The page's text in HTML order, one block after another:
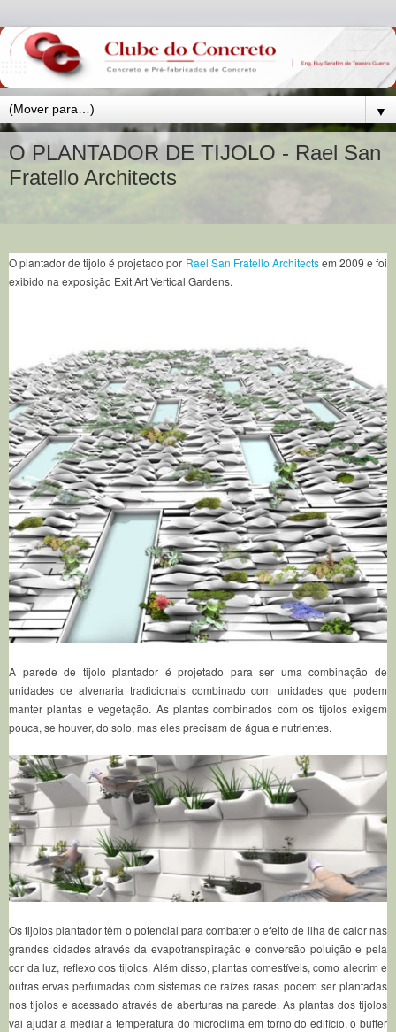
▼
O PLANTADOR DE TIJOLO - Rael San
Fratello Architects
O plantador de tijolo é projetado por Rael San Fratello Architectsem 2009 e foi
exibido na exposição Exit Art Vertical Gardens.
A parede de tijolo plantador é projetado para ser uma combinação de
unidades de alvenaria tradicionais combinado com unidades que podem
manter plantas e vegetação. As plantas combinados com os tijolos exigem
pouca, se houver, do solo, mas eles precisam de água e nutrientes.
Os tijolos plantador têm o potencial para combater o efeito de ilha de calor nas
grandes cidades através da evapotranspiração e conversão poluição e pela
cor da luz, reflexo dos tijolos. Além disso, plantas comestíveis, como alecrim e
outras ervas perfumadas com sistemas de raízes rasas podem ser plantadas
nos tijolos e acessado através de aberturas na parede. As plantas dos tijolos
vai ajudar a mediar a temperatura do microclima em torno do edifício, o buffer